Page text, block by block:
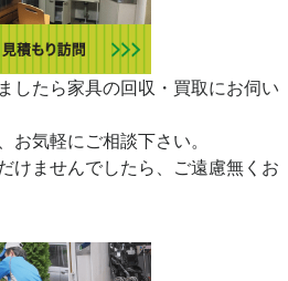
したら家具の回収・買取にお伺い
お気軽にご相談下さい。
けませんでしたら、ご遠慮無くお